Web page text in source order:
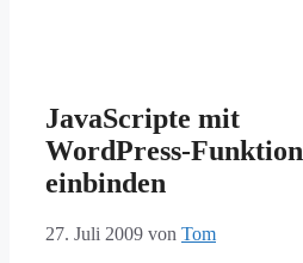
JavaScripte mit
WordPress-Funktion
einbinden
27. Juli 2009 von Tom